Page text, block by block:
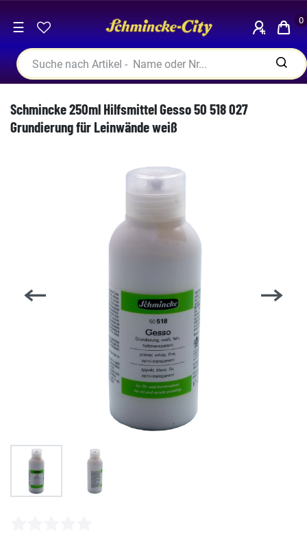
☰ 0
Schmincke 250ml Hilfsmittel Gesso 50 518 027
Grundierung für Leinwände weiß